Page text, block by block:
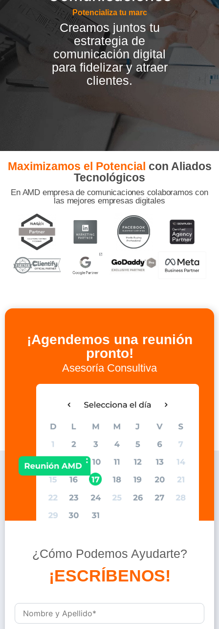
Potencializa tu marca
Creamos juntos tu
estrategia de
comunicación digital
para fidelizar y atraer
clientes.
Maximizamos el Potencial con Aliados
Tecnológicos
En AMD empresa de comunicaciones colaboramos con
las mejores empresas digitales
¡Agendemos una reunión
pronto!
Asesoría Consultiva
¿Cómo Podemos Ayudarte?
D